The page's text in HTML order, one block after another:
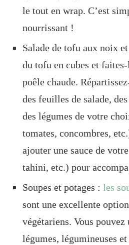
le tout en wrap. C’est
nourrissant !
Salade de tofu aux noix
du tofu en cubes et
poêle chaude.
des feuilles de salade,
des légumes de votre
tomates, concombres,
ajouter une sauce de
tahini, etc.) pour
Soupes et potages : les
sont une excellente
végétariens. Vous
légumes, légumineuses